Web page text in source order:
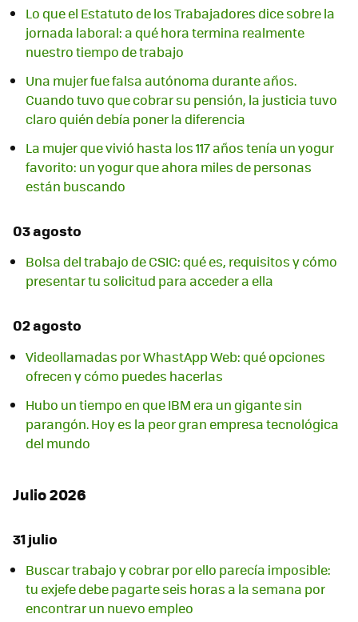
Lo que el Estatuto de los Trabajadores dice sobre la
jornada laboral: a qué hora termina realmente
nuestro tiempo de trabajo
Una mujer fue falsa autónoma durante años.
Cuando tuvo que cobrar su pensión, la justicia tuvo
claro quién debía poner la diferencia
La mujer que vivió hasta los 117 años tenía un yogur
favorito: un yogur que ahora miles de personas
están buscando
03 agosto
Bolsa del trabajo de CSIC: qué es, requisitos y cómo
presentar tu solicitud para acceder a ella
02 agosto
Videollamadas por WhastApp Web: qué opciones
ofrecen y cómo puedes hacerlas
Hubo un tiempo en que IBM era un gigante sin
parangón. Hoy es la peor gran empresa tecnológica
del mundo
Julio 2026
31 julio
Buscar trabajo y cobrar por ello parecía imposible:
tu exjefe debe pagarte seis horas a la semana por
encontrar un nuevo empleo